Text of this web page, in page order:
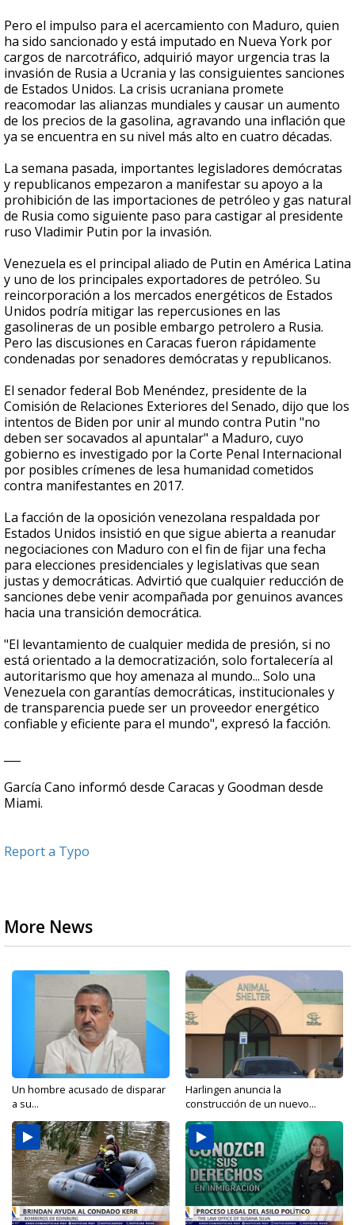
Pero el impulso para el acercamiento con Maduro, quien
ha sido sancionado y está imputado en Nueva York por
cargos de narcotráfico, adquirió mayor urgencia tras la
invasión de Rusia a Ucrania y las consiguientes sanciones
de Estados Unidos. La crisis ucraniana promete
reacomodar las alianzas mundiales y causar un aumento
de los precios de la gasolina, agravando una inflación que
ya se encuentra en su nivel más alto en cuatro décadas.
La semana pasada, importantes legisladores demócratas
y republicanos empezaron a manifestar su apoyo a la
prohibición de las importaciones de petróleo y gas natural
de Rusia como siguiente paso para castigar al presidente
ruso Vladimir Putin por la invasión.
Venezuela es el principal aliado de Putin en América Latina
y uno de los principales exportadores de petróleo. Su
reincorporación a los mercados energéticos de Estados
Unidos podría mitigar las repercusiones en las
gasolineras de un posible embargo petrolero a Rusia.
Pero las discusiones en Caracas fueron rápidamente
condenadas por senadores demócratas y republicanos.
El senador federal Bob Menéndez, presidente de la
Comisión de Relaciones Exteriores del Senado, dijo que los
intentos de Biden por unir al mundo contra Putin "no
deben ser socavados al apuntalar" a Maduro, cuyo
gobierno es investigado por la Corte Penal Internacional
por posibles crímenes de lesa humanidad cometidos
contra manifestantes en 2017.
La facción de la oposición venezolana respaldada por
Estados Unidos insistió en que sigue abierta a reanudar
negociaciones con Maduro con el fin de fijar una fecha
para elecciones presidenciales y legislativas que sean
justas y democráticas. Advirtió que cualquier reducción de
sanciones debe venir acompañada por genuinos avances
hacia una transición democrática.
"El levantamiento de cualquier medida de presión, si no
está orientado a la democratización, solo fortalecería al
autoritarismo que hoy amenaza al mundo... Solo una
Venezuela con garantías democráticas, institucionales y
de transparencia puede ser un proveedor energético
confiable y eficiente para el mundo", expresó la facción.
García Cano informó desde Caracas y Goodman desde
Miami.
Report a Typo
More News
Un hombre acusado de disparar
a su...
Harlingen anuncia la
construcción de un nuevo...